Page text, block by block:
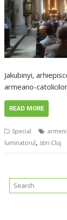
Jakubinyi,
armeano-
READ MORE
Special armeni
luminatorul, stiri Cluj